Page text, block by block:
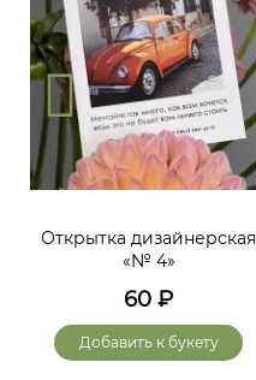
Открытка дизайнерская
«№ 4»
60 ₽
Добавить к букету